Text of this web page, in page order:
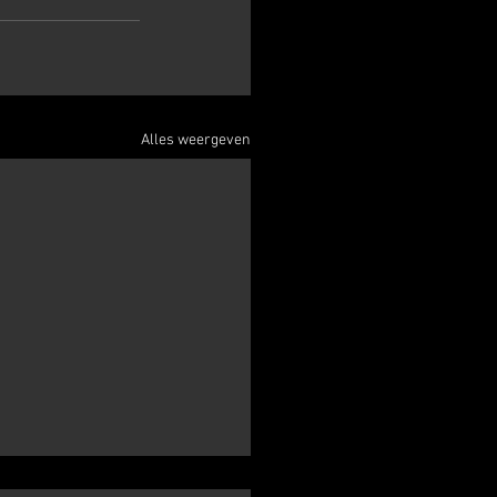
Alles weergeven